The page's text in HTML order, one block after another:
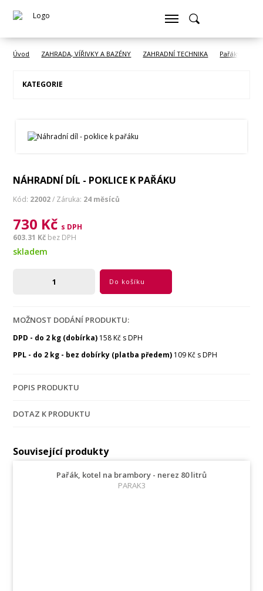
Úvod ZAHRADA, VÍŘIVKY A BAZÉNY ZAHRADNÍ TECHNIKA Pařáky a
KATEGORIE
NÁHRADNÍ DÍL - POKLICE K PAŘÁKU
Kód: 22002/ Záruka: 24 měsíců
730 Kč s DPH
603.31 Kč bez DPH
skladem
Do košíku
MOŽNOST DODÁNÍ PRODUKTU:
DPD - do 2 kg (dobírka) 158 Kč s DPH
PPL - do 2 kg - bez dobírky (platba předem) 109 Kč s DPH
POPIS PRODUKTU
DOTAZ K PRODUKTU
Související produkty
Pařák, kotel na brambory - nerez 80 litrů
PARAK3